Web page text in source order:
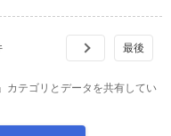
カテゴリとデータを共有してい